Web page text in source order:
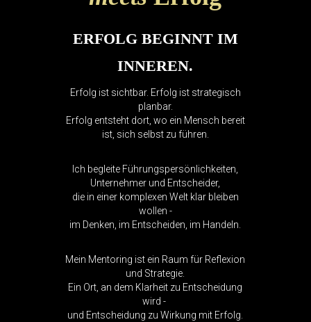
ERFOLG BEGINNT IM
INNEREN.
Erfolg ist sichtbar. Erfolg ist strategisch
planbar.
Erfolg entsteht dort, wo ein Mensch bereit
ist, sich selbst zu führen.
Ich begleite Führungspersönlichkeiten,
Unternehmer und Entscheider,
die in einer komplexen Welt klar bleiben
wollen -
im Denken, im Entscheiden, im Handeln.
Mein Mentoring ist ein Raum für Reflexion
und Strategie.
Ein Ort, an dem Klarheit zu Entscheidung
wird -
und Entscheidung zu Wirkung mit Erfolg.